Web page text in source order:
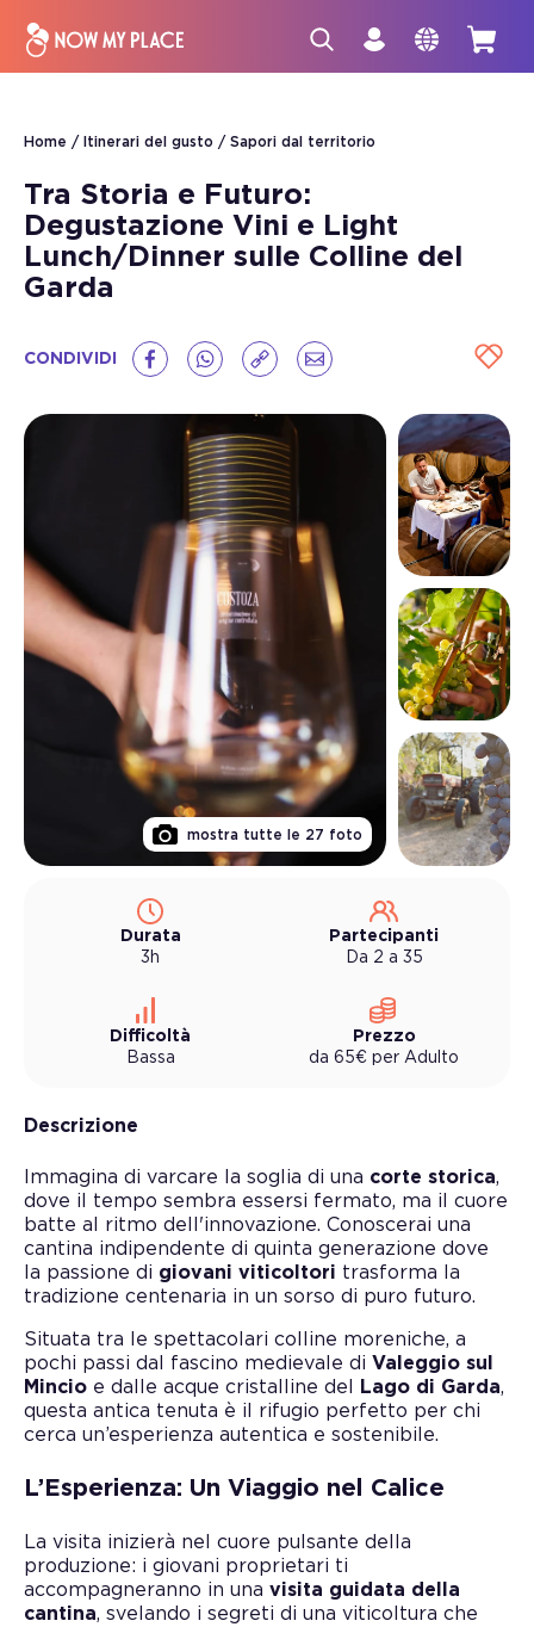
Home Itinerari del gusto Sapori dal territorio
Tra Storia e Futuro:
Degustazione Vini e Light
Lunch/Dinner sulle Colline del
Garda
CONDIVIDI
mostra tutte le 27 foto
Durata
3h
Partecipanti
Da 2 a 35
Difficoltà
Bassa
Prezzo
da 65€ per Adulto
Descrizione
Immagina di varcare la soglia di una corte storica,
dove il tempo sembra essersi fermato, ma il cuore
batte al ritmo dell'innovazione. Conoscerai una
cantina indipendente di quinta generazione dove
la passione di giovani viticoltori trasforma la
tradizione centenaria in un sorso di puro futuro.
Situata tra le spettacolari colline moreniche, a
pochi passi dal fascino medievale di Valeggio sul
Mincio e dalle acque cristalline del Lago di Garda,
questa antica tenuta è il rifugio perfetto per chi
cerca un’esperienza autentica e sostenibile.
L’Esperienza: Un Viaggio nel Calice
La visita inizierà nel cuore pulsante della
produzione: i giovani proprietari ti
accompagneranno in una visita guidata della
cantina, svelando i segreti di una viticoltura che